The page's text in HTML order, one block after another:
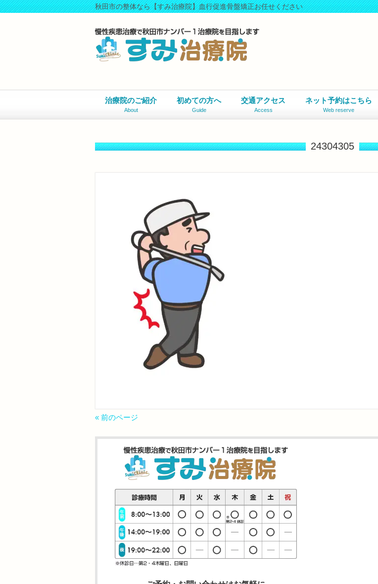
秋田市の整体なら【すみ治療院】血行促進骨盤矯正お任せください
治療院のご紹介
About
初めての方へ
Guide
交通アクセス
Access
ネット予約はこちら
Web reserve
24304305
« 前のページ